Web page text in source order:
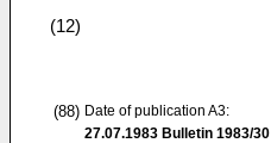
(12)
(88) Date of publication A3:
27.07.1983 Bulletin 1983/30